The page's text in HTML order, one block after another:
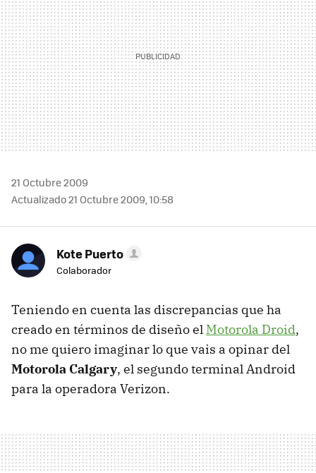
21 Octubre 2009
Actualizado 21 Octubre 2009, 10:58
Kote Puerto
Colaborador
Teniendo en cuenta las discrepancias que ha
creado en términos de diseño el Motorola Droid,
no me quiero imaginar lo que vais a opinar del
Motorola Calgary, el segundo terminal Android
para la operadora Verizon.